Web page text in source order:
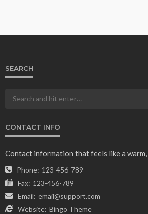
SEARCH
CONTACT INFO
Contact information that feels like a
Phone: 123-456-789
Fax: 123-456-789
Email: email@support.com
Website: Bingo Theme